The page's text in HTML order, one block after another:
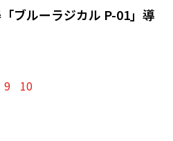
ブルーラジカル P-01」導
9 10